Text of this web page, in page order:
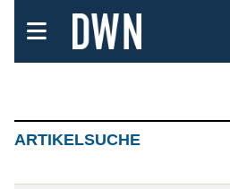
ARTIKELSUCHE